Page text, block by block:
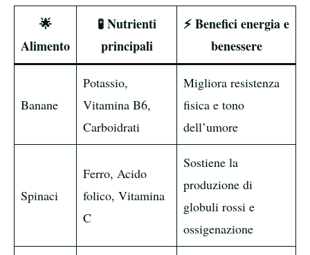
🌟
Alimento
🧪 Nutrienti
principali
⚡ Benefici energia e
benessere
Banane
Potassio,
Vitamina B6,
Carboidrati
Migliora resistenza
fisica e tono
dell’umore
Spinaci
Ferro, Acido
folico, Vitamina
C
Sostiene la
produzione di
globuli rossi e
ossigenazione